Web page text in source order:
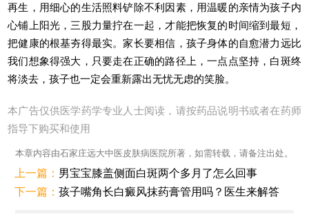
再生，用细心的生活照料铲除不利因素，用温暖的亲情为孩子内
心铺上阳光，三股力量拧在一起，才能把恢复的时间缩到最短，
把健康的根基夯得最实。家长要相信，孩子身体的自愈潜力远比
我们想象得强大，只要走在正确的路径上，一点点坚持，白斑终
将淡去，孩子也一定会重新露出无忧无虑的笑脸。
本广告仅供医学药学专业人士阅读，请按药品说明书或者在药师
指导下购买和使用
本章内容由石家庄远大中医皮肤病医院所著，如需转载，请备注出处。
上一篇： 男宝宝膝盖侧面白斑两个多月了怎么回事
下一篇：孩子嘴角长白癜风抹药膏管用吗？医生来解答